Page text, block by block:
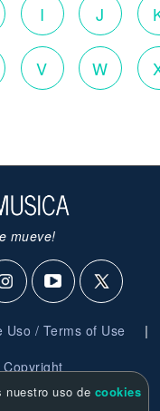
I J
V W
mueve!
Uso / Terms of Use |
Copyright
nuestro uso de cookies